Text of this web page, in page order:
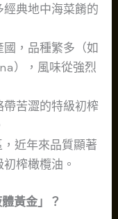
典地中海菜餚的
國，品種繁多（如
），風味從強烈
帶苦澀的特級初榨
，近年來品質顯著
榨橄欖油。
黃金」？